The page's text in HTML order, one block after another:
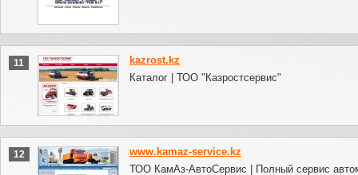
11
kazrost.kz
Каталог | ТОО "Казростсервис"
12
www.kamaz-service.kz
ТОО КамАз-АвтоСервис | Полный сервис